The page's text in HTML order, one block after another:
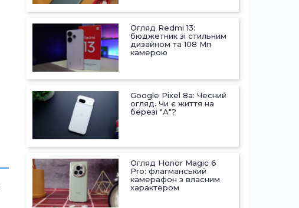
Огляд Redmi 13:
бюджетник зі стильним
дизайном та 108 Мп
камерою
Google Pixel 8a: Чесний
огляд. Чи є життя на
березі "А"?
Огляд Honor Magic 6
Pro: флагманський
камерафон з власним
характером